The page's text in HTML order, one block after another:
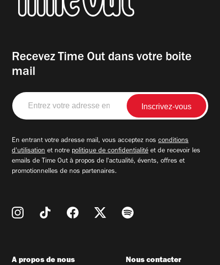
Recevez Time Out dans votre boite
mail
Entrez
votre
adresse
En entrant votre adresse mail, vous acceptez nos conditions
d'utilisation et notre politique de confidentialité et de recevoir les
emails de Time Out à propos de l'actualité, évents, offres et
promotionnelles de nos partenaires.
A propos de nous Nous contacter